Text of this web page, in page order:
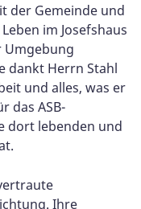
der Gemeinde und
im Josefshaus
Umgebung
dankt Herrn Stahl
und alles, was er
das ASB-
dort lebenden und
Ihre